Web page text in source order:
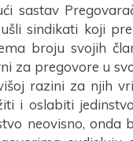
sastav
sindikati koji
broju svojih
za pregovore u
razini za njih
i oslabiti
neovisno, onda